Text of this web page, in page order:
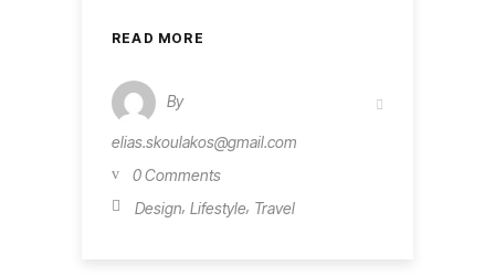
READ MORE
By
elias.skoulakos@gmail.com
0 Comments
Design, Lifestyle, Travel